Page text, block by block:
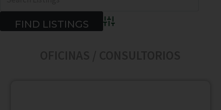
Advanced Search